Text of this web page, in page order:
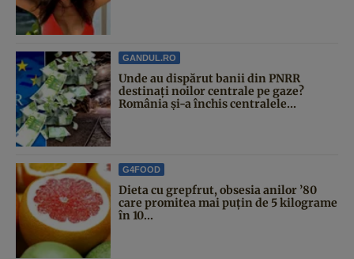
GANDUL.RO
Unde au dispărut banii din PNRR
destinați noilor centrale pe gaze?
România și-a închis centralele...
G4FOOD
Dieta cu grepfrut, obsesia anilor ’80
care promitea mai puțin de 5 kilograme
în 10...